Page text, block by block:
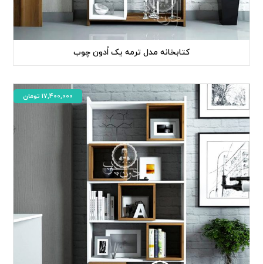
کتابخانه مدل ترمه یک اُدون چوب
17,400,000 تومان